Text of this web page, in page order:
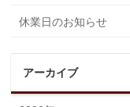
休業日のお知らせ
アーカイブ